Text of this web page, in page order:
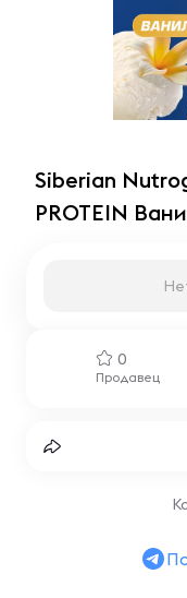
Siberian
PROTEIN
0
Продавец